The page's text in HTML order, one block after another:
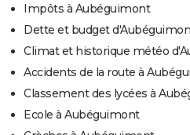
Impôts à Aubéguimont
Dette et budget
Climat et historique météo
Accidents de la route à
Classement des lycées à
Ecole à Aubéguimont